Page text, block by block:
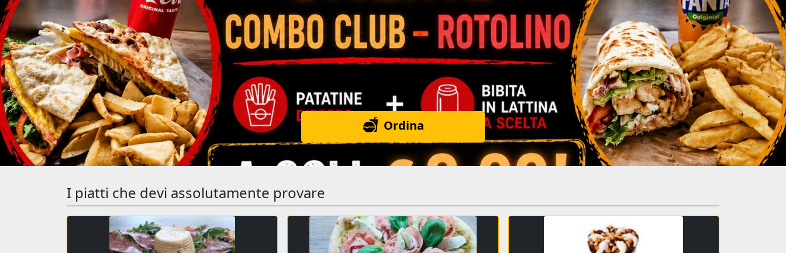
Ordina
I piatti che devi assolutamente provare